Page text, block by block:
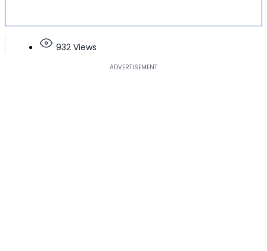
932 Views